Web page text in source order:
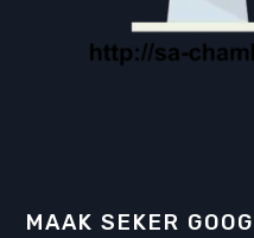
MAAK SEKER